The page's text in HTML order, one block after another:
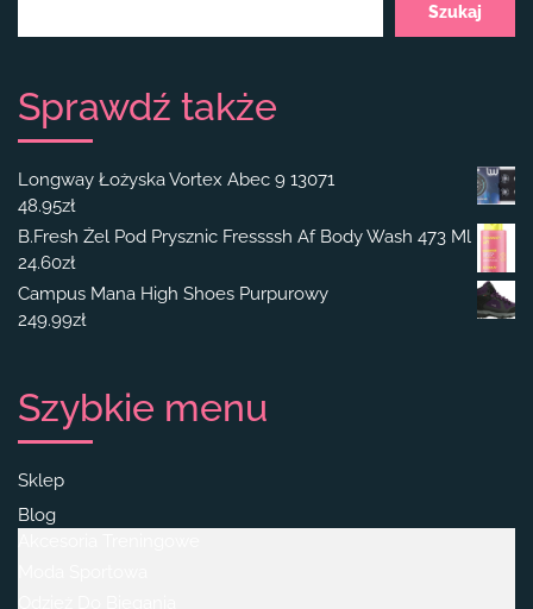
Szukaj
Sprawdź także
Longway Łożyska Vortex Abec 9 13071
48.95zł
B.Fresh Żel Pod Prysznic Fressssh Af Body Wash 473 Ml
24.60zł
Campus Mana High Shoes Purpurowy
249.99zł
Szybkie menu
Sklep
Blog